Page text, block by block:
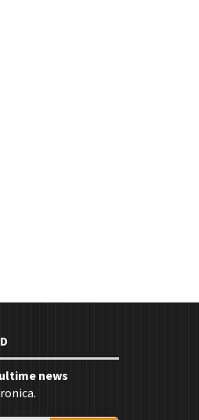
ultime news